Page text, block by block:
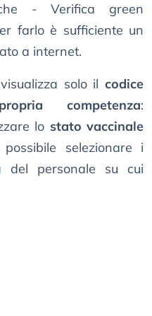
- Verifica green
farlo è sufficiente un
a internet.
solo il codice
competenza:
lo stato vaccinale
selezionare i
del personale su cui